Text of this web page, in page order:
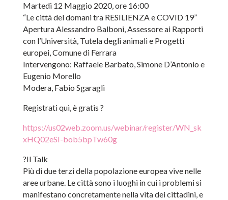
Martedì 12 Maggio 2020, ore 16:00
“Le città del domani tra RESILIENZA e COVID 19”
Apertura Alessandro Balboni, Assessore ai Rapporti
con l’Università, Tutela degli animali e Progetti
europei, Comune di Ferrara
Intervengono: Raffaele Barbato, Simone D’Antonio e
Eugenio Morello
Modera, Fabio Sgaragli
Registrati qui, è gratis ?
https://us02web.zoom.us/webinar/register/WN_sk
xHQ02eSI-bob5bpTw60g
?Il Talk
Più di due terzi della popolazione europea vive nelle
aree urbane. Le città sono i luoghi in cui i problemi si
manifestano concretamente nella vita dei cittadini, e